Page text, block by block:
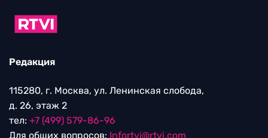
Редакция
115280, г. Москва, ул. Ленинская слобода,
д. 26, этаж 2
тел: +7 (499) 579-86-96
Для общих вопросов: Infortvi@rtvi.com